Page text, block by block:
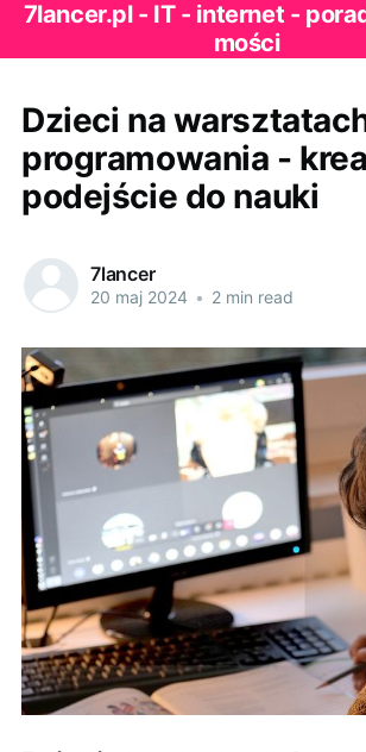
7lancer.pl - IT - internet -
mości
Dzieci na
programowania -
podejście do nauki
7lancer
20 maj 2024 • 2 min read